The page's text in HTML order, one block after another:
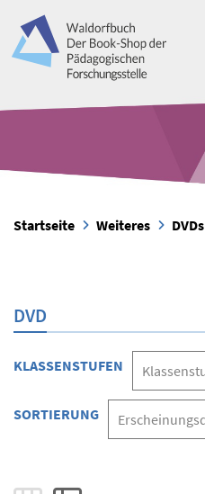
Startseite Weiteres DVDs
DVD
KLASSENSTUFEN
SORTIERUNG